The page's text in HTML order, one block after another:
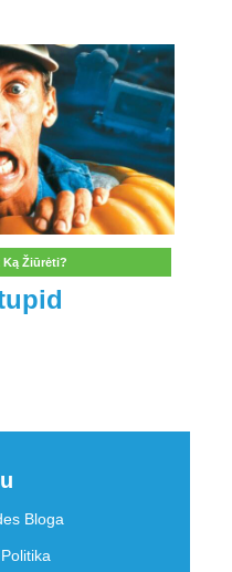
Žiūrėti?
Bloga